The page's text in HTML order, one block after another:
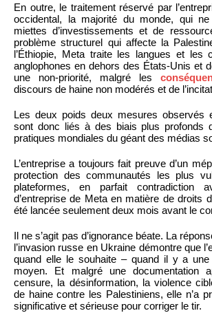
En outre, le traitement réservé par
occidental, la majorité du monde, qui
miettes d’investissements et de
problème structurel qui affecte la
l’Éthiopie, Meta traite les langues et les
anglophones en dehors des États-Unis et
une non-priorité, malgré les
discours de haine non modérés et de
Les deux poids deux mesures observés
sont donc liés à des biais plus profonds
pratiques mondiales du géant des médias
L’entreprise a toujours fait preuve d’un
protection des communautés les plus
plateformes, en parfait contradiction
d’entreprise de Meta en matière de droits
été lancée seulement deux mois avant le
Il ne s’agit pas d’ignorance béate. La
l’invasion russe en Ukraine démontre que
quand elle le souhaite – quand il y a
moyen. Et malgré une documentation
censure, la désinformation, la violence
de haine contre les Palestiniens, elle n’a
significative et sérieuse pour corriger le tir.